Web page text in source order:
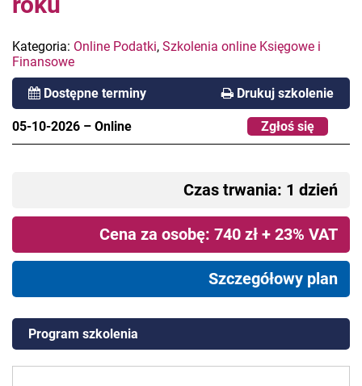
Kategoria: Online Podatki, Szkolenia online Księgowe i
Finansowe
Dostępne terminy Drukuj szkolenie
05-10-2026 – Online Zgłoś się
Czas trwania: 1 dzień
Cena za osobę: 740 zł + 23% VAT
Szczegółowy plan
Program szkolenia